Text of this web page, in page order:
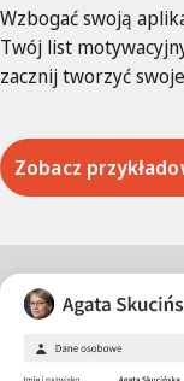
Wzbogać swoją
Twój list
zacznij tworzyć
Zobacz